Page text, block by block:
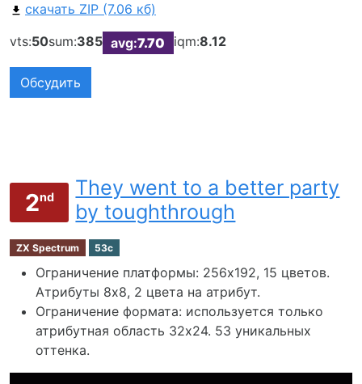
скачать ZIP (7.06 кб)
vts:50sum:385 avg:7.70 iqm:8.12
Обсудить
2nd
They went to a better party
by toughthrough
ZX Spectrum 53c
Ограничение платформы: 256х192, 15 цветов.
Атрибуты 8x8, 2 цвета на атрибут.
Ограничение формата: используется только
атрибутная область 32х24. 53 уникальных
оттенка.